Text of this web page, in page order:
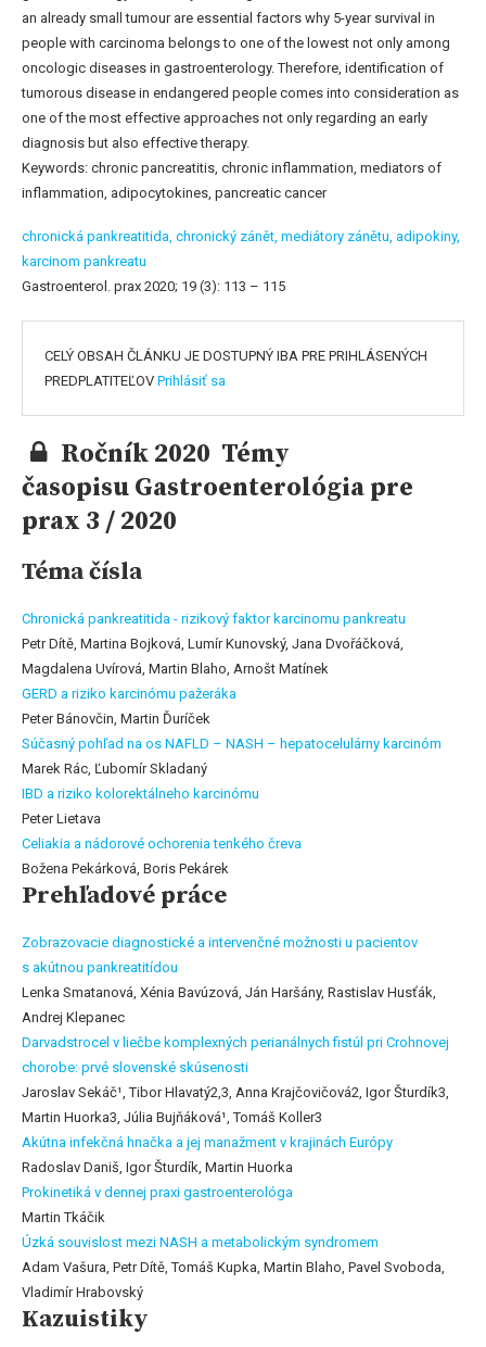
an already small tumour are essential factors why 5-year survival in
people with carcinoma belongs to one of the lowest not only among
oncologic diseases in gastroenterology. Therefore, identification of
tumorous disease in endangered people comes into consideration as
one of the most effective approaches not only regarding an early
diagnosis but also effective therapy.
Keywords: chronic pancreatitis, chronic inflammation, mediators of
inflammation, adipocytokines, pancreatic cancer
chronická pankreatitida, chronický zánět, mediátory zánětu, adipokiny,
karcinom pankreatu
Gastroenterol. prax 2020; 19 (3): 113 – 115
CELÝ OBSAH ČLÁNKU JE DOSTUPNÝ IBA PRE PRIHLÁSENÝCH
PREDPLATITEĽOV Prihlásiť sa
Ročník 2020 Témy
časopisu Gastroenterológia pre
prax 3 / 2020
Téma čísla
Chronická pankreatitida - rizikový faktor karcinomu pankreatu
Petr Dítě, Martina Bojková, Lumír Kunovský, Jana Dvořáčková,
Magdalena Uvírová, Martin Blaho, Arnošt Matínek
GERD a riziko karcinómu pažeráka
Peter Bánovčin, Martin Ďuríček
Súčasný pohľad na os NAFLD – NASH – hepatocelulárny karcinóm
Marek Rác, Ľubomír Skladaný
IBD a riziko kolorektálneho karcinómu
Peter Lietava
Celiakia a nádorové ochorenia tenkého čreva
Božena Pekárková, Boris Pekárek
Prehľadové práce
Zobrazovacie diagnostické a intervenčné možnosti u pacientov
s akútnou pankreatitídou
Lenka Smatanová, Xénia Bavúzová, Ján Haršány, Rastislav Husťák,
Andrej Klepanec
Darvadstrocel v liečbe komplexných perianálnych fistúl pri Crohnovej
chorobe: prvé slovenské skúsenosti
Jaroslav Sekáč¹, Tibor Hlavatý2,3, Anna Krajčovičová2, Igor Šturdík3,
Martin Huorka3, Júlia Bujňáková¹, Tomáš Koller3
Akútna infekčná hnačka a jej manažment v krajinách Európy
Radoslav Daniš, Igor Šturdík, Martin Huorka
Prokinetiká v dennej praxi gastroenterológa
Martin Tkáčik
Úzká souvislost mezi NASH a metabolickým syndromem
Adam Vašura, Petr Dítě, Tomáš Kupka, Martin Blaho, Pavel Svoboda,
Vladimír Hrabovský
Kazuistiky